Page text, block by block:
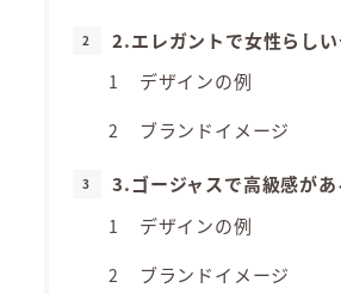
2.エレガントで女性らし
デザインの例
ブランドイメージ
3.ゴージャスで高級感が
デザインの例
ブランドイメージ